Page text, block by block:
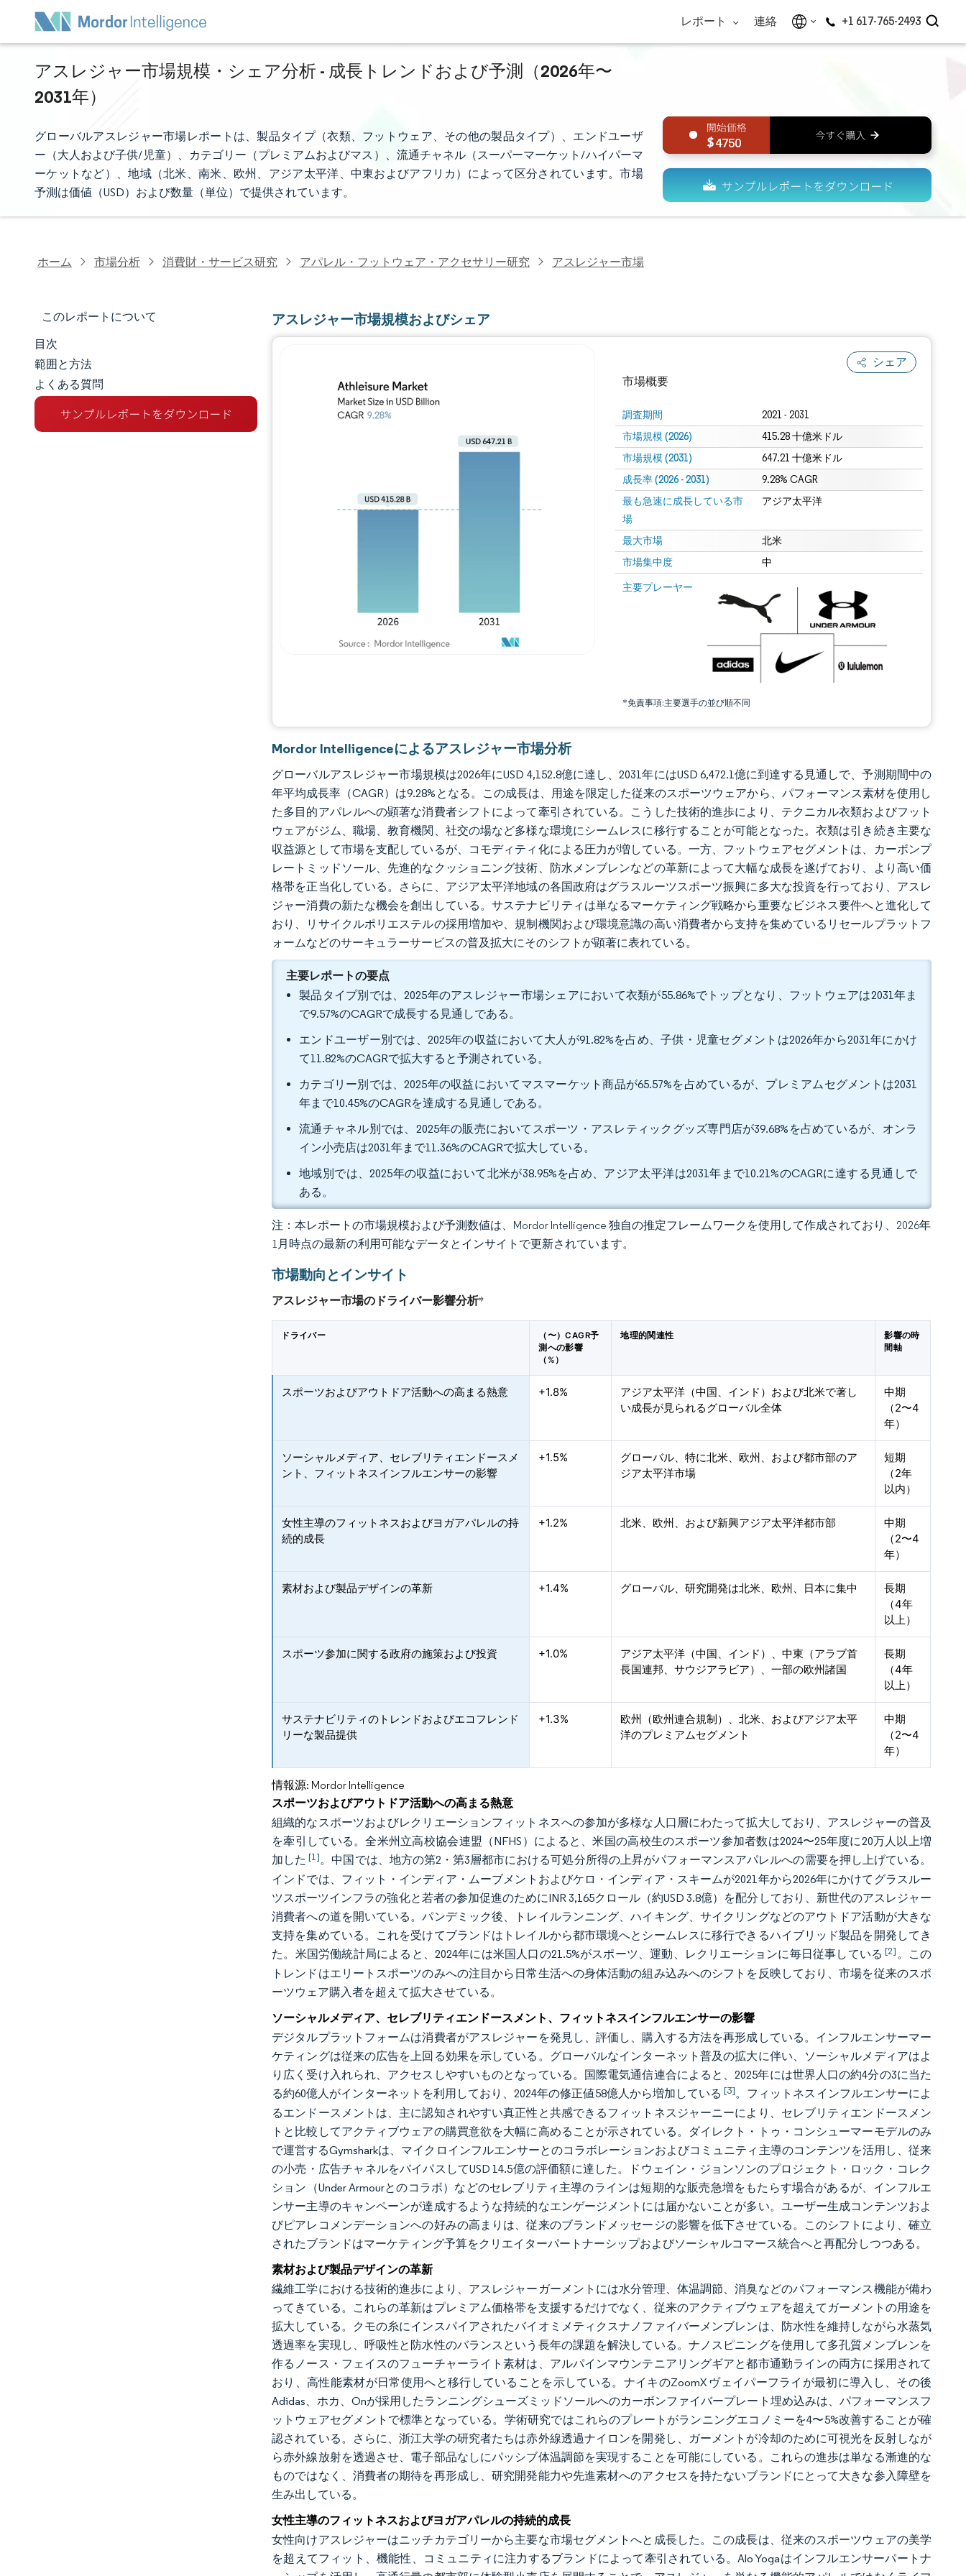
レポート 連絡 +1 617-765-2493
アスレジャー市場規模・シェア分析 - 成長トレンドおよび予測（2026年〜
2031年）
グローバルアスレジャー市場レポートは、製品タイプ（衣類、フットウェア、その他の製品タイプ）、エンドユーザ
ー（大人および子供/児童）、カテゴリー（プレミアムおよびマス）、流通チャネル（スーパーマーケット/ハイパーマ
ーケットなど）、地域（北米、南米、欧州、アジア太平洋、中東およびアフリカ）によって区分されています。市場
予測は価値（USD）および数量（単位）で提供されています。
4750
ホーム 市場分析 消費財・サービス研究 アパレル・フットウェア・アクセサリー研究 アスレジャー市場
このレポートについて
市場規模とシェア
市場分析
トレンドとインサイト
目次
範囲と方法
よくある質問
アスレジャー市場規模およびシェア
シェア
市場概要
調査期間 2021 - 2031
市場規模 (2026) 415.28 十億米ドル
市場規模 (2031) 647.21 十億米ドル
成長率 (2026 - 2031) 9.28% CAGR
最も急速に成長している市
場
アジア太平洋
最大市場 北米
市場集中度 中
主要プレーヤー
*免責事項:主要選手の並び順不同
画像 © Mordor Intelligence。再利用にはCC BY 4.0の表示が必要です。
画像 © Mordor Intelligence。再利用にはCC BY 4.0の表示が必要です。
Mordor Intelligenceによるアスレジャー市場分析
グローバルアスレジャー市場規模は2026年にUSD 4,152.8億に達し、2031年にはUSD 6,472.1億に到達する見通しで、予測期間中の
年平均成長率（CAGR）は9.28%となる。この成長は、用途を限定した従来のスポーツウェアから、パフォーマンス素材を使用し
た多目的アパレルへの顕著な消費者シフトによって牽引されている。こうした技術的進歩により、テクニカル衣類およびフット
ウェアがジム、職場、教育機関、社交の場など多様な環境にシームレスに移行することが可能となった。衣類は引き続き主要な
収益源として市場を支配しているが、コモディティ化による圧力が増している。一方、フットウェアセグメントは、カーボンプ
レートミッドソール、先進的なクッショニング技術、防水メンブレンなどの革新によって大幅な成長を遂げており、より高い価
格帯を正当化している。さらに、アジア太平洋地域の各国政府はグラスルーツスポーツ振興に多大な投資を行っており、アスレ
ジャー消費の新たな機会を創出している。サステナビリティは単なるマーケティング戦略から重要なビジネス要件へと進化して
おり、リサイクルポリエステルの採用増加や、規制機関および環境意識の高い消費者から支持を集めているリセールプラットフ
ォームなどのサーキュラーサービスの普及拡大にそのシフトが顕著に表れている。
主要レポートの要点
製品タイプ別では、2025年のアスレジャー市場シェアにおいて衣類が55.86%でトップとなり、フットウェアは2031年ま
で9.57%のCAGRで成長する見通しである。
エンドユーザー別では、2025年の収益において大人が91.82%を占め、子供・児童セグメントは2026年から2031年にかけ
て11.82%のCAGRで拡大すると予測されている。
カテゴリー別では、2025年の収益においてマスマーケット商品が65.57%を占めているが、プレミアムセグメントは2031
年まで10.45%のCAGRを達成する見通しである。
流通チャネル別では、2025年の販売においてスポーツ・アスレティックグッズ専門店が39.68%を占めているが、オンラ
イン小売店は2031年まで11.36%のCAGRで拡大している。
地域別では、2025年の収益において北米が38.95%を占め、アジア太平洋は2031年まで10.21%のCAGRに達する見通しで
ある。
注：本レポートの市場規模および予測数値は、Mordor Intelligence 独自の推定フレームワークを使用して作成されており、2026年
1月時点の最新の利用可能なデータとインサイトで更新されています。
市場動向とインサイト
アスレジャー市場のドライバー影響分析*
ドライバー
（〜）CAGR予
測への影響
（%）
地理的関連性
影響の時
間軸
スポーツおよびアウトドア活動への高まる熱意 +1.8%
アジア太平洋（中国、インド）および北米で著し
い成長が見られるグローバル全体
中期
（2〜4
年）
ソーシャルメディア、セレブリティエンドースメ
ント、フィットネスインフルエンサーの影響
+1.5%
グローバル、特に北米、欧州、および都市部のア
ジア太平洋市場
短期
（2年
以内）
女性主導のフィットネスおよびヨガアパレルの持
続的成長
+1.2% 北米、欧州、および新興アジア太平洋都市部
中期
（2〜4
年）
素材および製品デザインの革新 +1.4% グローバル、研究開発は北米、欧州、日本に集中
長期
（4年
以上）
スポーツ参加に関する政府の施策および投資 +1.0%
アジア太平洋（中国、インド）、中東（アラブ首
長国連邦、サウジアラビア）、一部の欧州諸国
長期
（4年
以上）
サステナビリティのトレンドおよびエコフレンド
リーな製品提供
+1.3%
欧州（欧州連合規制）、北米、およびアジア太平
洋のプレミアムセグメント
中期
（2〜4
年）
情報源: Mordor Intelligence
スポーツおよびアウトドア活動への高まる熱意
組織的なスポーツおよびレクリエーションフィットネスへの参加が多様な人口層にわたって拡大しており、アスレジャーの普及
を牽引している。全米州立高校協会連盟（NFHS）によると、米国の高校生のスポーツ参加者数は2024〜25年度に20万人以上増
加した[1]。中国では、地方の第2・第3層都市における可処分所得の上昇がパフォーマンスアパレルへの需要を押し上げている。
インドでは、フィット・インディア・ムーブメントおよびケロ・インディア・スキームが2021年から2026年にかけてグラスルー
ツスポーツインフラの強化と若者の参加促進のためにINR 3,165クロール（約USD 3.8億）を配分しており、新世代のアスレジャー
消費者への道を開いている。パンデミック後、トレイルランニング、ハイキング、サイクリングなどのアウトドア活動が大きな
支持を集めている。これを受けてブランドはトレイルから都市環境へとシームレスに移行できるハイブリッド製品を開発してき
た。米国労働統計局によると、2024年には米国人口の21.5%がスポーツ、運動、レクリエーションに毎日従事している[2]。この
トレンドはエリートスポーツのみへの注目から日常生活への身体活動の組み込みへのシフトを反映しており、市場を従来のスポ
ーツウェア購入者を超えて拡大させている。
ソーシャルメディア、セレブリティエンドースメント、フィットネスインフルエンサーの影響
デジタルプラットフォームは消費者がアスレジャーを発見し、評価し、購入する方法を再形成している。インフルエンサーマー
ケティングは従来の広告を上回る効果を示している。グローバルなインターネット普及の拡大に伴い、ソーシャルメディアはよ
り広く受け入れられ、アクセスしやすいものとなっている。国際電気通信連合によると、2025年には世界人口の約4分の3に当た
る約60億人がインターネットを利用しており、2024年の修正値58億人から増加している[3]。フィットネスインフルエンサーによ
るエンドースメントは、主に認知されやすい真正性と共感できるフィットネスジャーニーにより、セレブリティエンドースメン
トと比較してアクティブウェアの購買意欲を大幅に高めることが示されている。ダイレクト・トゥ・コンシューマーモデルのみ
で運営するGymsharkは、マイクロインフルエンサーとのコラボレーションおよびコミュニティ主導のコンテンツを活用し、従来
の小売・広告チャネルをバイパスしてUSD 14.5億の評価額に達した。ドウェイン・ジョンソンのプロジェクト・ロック・コレク
ション（Under Armourとのコラボ）などのセレブリティ主導のラインは短期的な販売急増をもたらす場合があるが、インフルエ
ンサー主導のキャンペーンが達成するような持続的なエンゲージメントには届かないことが多い。ユーザー生成コンテンツおよ
びピアレコメンデーションへの好みの高まりは、従来のブランドメッセージの影響を低下させている。このシフトにより、確立
されたブランドはマーケティング予算をクリエイターパートナーシップおよびソーシャルコマース統合へと再配分しつつある。
素材および製品デザインの革新
繊維工学における技術的進歩により、アスレジャーガーメントには水分管理、体温調節、消臭などのパフォーマンス機能が備わ
ってきている。これらの革新はプレミアム価格帯を支援するだけでなく、従来のアクティブウェアを超えてガーメントの用途を
拡大している。クモの糸にインスパイアされたバイオミメティクスナノファイバーメンブレンは、防水性を維持しながら水蒸気
透過率を実現し、呼吸性と防水性のバランスという長年の課題を解決している。ナノスピニングを使用して多孔質メンブレンを
作るノース・フェイスのフューチャーライト素材は、アルパインマウンテニアリングギアと都市通勤ラインの両方に採用されて
おり、高性能素材が日常使用へと移行していることを示している。ナイキのZoomX ヴェイパーフライが最初に導入し、その後
Adidas、ホカ、Onが採用したランニングシューズミッドソールへのカーボンファイバープレート埋め込みは、パフォーマンスフ
ットウェアセグメントで標準となっている。学術研究ではこれらのプレートがランニングエコノミーを4〜5%改善することが確
認されている。さらに、浙江大学の研究者たちは赤外線透過ナイロンを開発し、ガーメントが冷却のために可視光を反射しなが
ら赤外線放射を透過させ、電子部品なしにパッシブ体温調節を実現することを可能にしている。これらの進歩は単なる漸進的な
ものではなく、消費者の期待を再形成し、研究開発能力や先進素材へのアクセスを持たないブランドにとって大きな参入障壁を
生み出している。
女性主導のフィットネスおよびヨガアパレルの持続的成長
女性向けアスレジャーはニッチカテゴリーから主要な市場セグメントへと成長した。この成長は、従来のスポーツウェアの美学
を超えてフィット、機能性、コミュニティに注力するブランドによって牽引されている。Alo Yogaはインフルエンサーパートナ